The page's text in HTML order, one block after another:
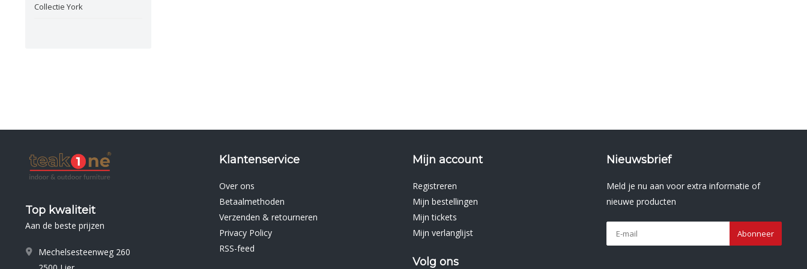
Collectie York
Top kwaliteit
Aan de beste prijzen
Mechelsesteenweg 260
Klantenservice
Over ons
Betaalmethoden
Verzenden & retourneren
Privacy Policy
RSS-feed
Mijn account
Registreren
Mijn bestellingen
Mijn tickets
Mijn verlanglijst
Volg ons
Nieuwsbrief
Meld je nu aan voor extra informatie of
nieuwe producten
Abonneer